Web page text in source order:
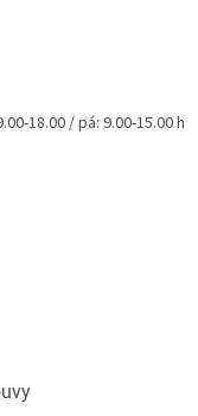
18.00 / pá: 9.00-15.00 h